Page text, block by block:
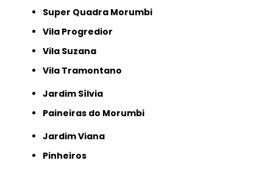
Super Quadra Morumbi
Vila Progredior
Vila Suzana
Vila Tramontano
Jardim Sílvia
Paineiras do Morumbi
Jardim Viana
Pinheiros